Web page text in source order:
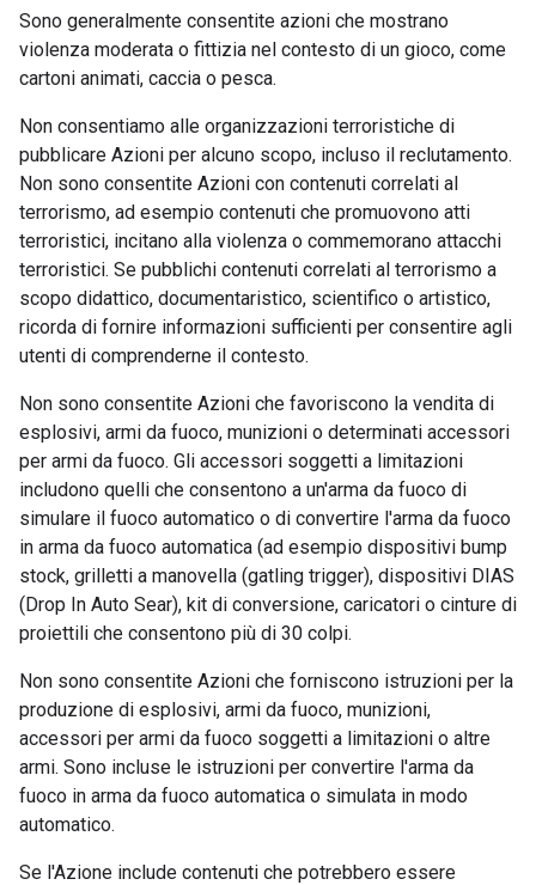
Sono generalmente consentite azioni che mostrano
violenza moderata o fittizia nel contesto di un gioco, come
cartoni animati, caccia o pesca.
Non consentiamo alle organizzazioni terroristiche di
pubblicare Azioni per alcuno scopo, incluso il reclutamento.
Non sono consentite Azioni con contenuti correlati al
terrorismo, ad esempio contenuti che promuovono atti
terroristici, incitano alla violenza o commemorano attacchi
terroristici. Se pubblichi contenuti correlati al terrorismo a
scopo didattico, documentaristico, scientifico o artistico,
ricorda di fornire informazioni sufficienti per consentire agli
utenti di comprenderne il contesto.
Non sono consentite Azioni che favoriscono la vendita di
esplosivi, armi da fuoco, munizioni o determinati accessori
per armi da fuoco. Gli accessori soggetti a limitazioni
includono quelli che consentono a un'arma da fuoco di
simulare il fuoco automatico o di convertire l'arma da fuoco
in arma da fuoco automatica (ad esempio dispositivi bump
stock, grilletti a manovella (gatling trigger), dispositivi DIAS
(Drop In Auto Sear), kit di conversione, caricatori o cinture di
proiettili che consentono più di 30 colpi.
Non sono consentite Azioni che forniscono istruzioni per la
produzione di esplosivi, armi da fuoco, munizioni,
accessori per armi da fuoco soggetti a limitazioni o altre
armi. Sono incluse le istruzioni per convertire l'arma da
fuoco in arma da fuoco automatica o simulata in modo
automatico.
Se l'Azione include contenuti che potrebbero essere